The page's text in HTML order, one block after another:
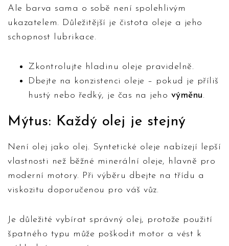
Ale barva sama o sobě není spolehlivým
ukazatelem. Důležitější je čistota oleje a jeho
schopnost lubrikace.
Zkontrolujte hladinu oleje pravidelně.
Dbejte na konzistenci oleje – pokud je příliš
hustý nebo ředký, je čas na jeho výměnu.
Mýtus: Každý olej je stejný
Není olej jako olej. Syntetické oleje nabízejí lepší
vlastnosti než běžné minerální oleje, hlavně pro
moderní motory. Při výběru dbejte na třídu a
viskozitu doporučenou pro váš vůz.
Je důležité vybírat správný olej, protože použití
špatného typu může poškodit motor a vést k